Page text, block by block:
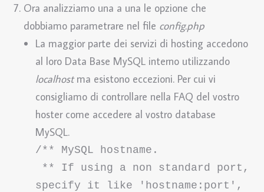
Ora analizziamo una a una le opzione che
dobbiamo parametrare nel file config.php
La maggior parte dei servizi di hosting accedono
al loro Data Base MySQL interno utilizzando
localhostma esistono eccezioni. Per cui vi
consigliamo di controllare nella FAQ del vostro
hoster come accedere al vostro database
MySQL.
/** MySQL hostname.
specify it like 'hostname:port',